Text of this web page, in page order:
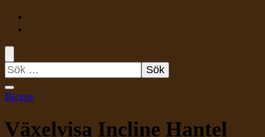
Sök
efter:
Biceps
Växelvisa Incline Hantel